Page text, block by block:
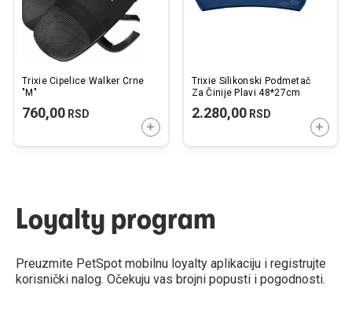
Trixie Cipelice Walker Crne
"M"
760,00 RSD
DODAJTE U KORPU
Trixie Silikonski Podmetač
Za Činije Plavi 48*27cm
2.280,00RSD
Loyalty program
Preuzmite PetSpot mobilnu loyalty aplikaciju i registrujte
korisnički nalog. Očekuju vas brojni popusti i pogodnosti.